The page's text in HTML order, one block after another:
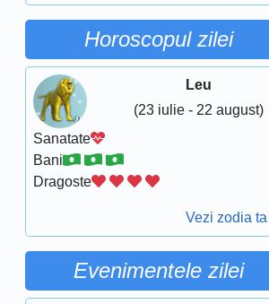
Horoscopul zilei
Leu
(23 iulie - 22 august)
Sanatate
Bani
Dragoste
Vezi zodia ta
Evenimentele zilei